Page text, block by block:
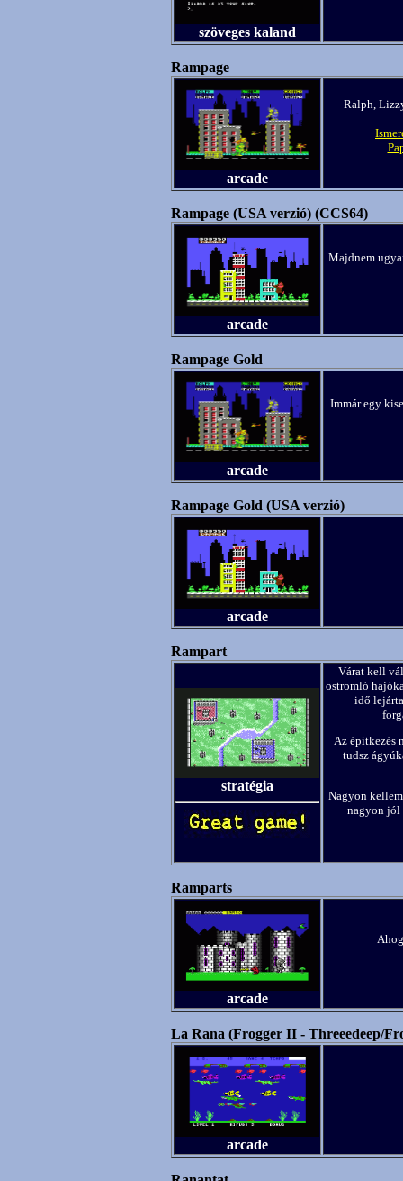
szöveges kaland
Rampage
arcade
Ralph,
Rampage (USA verzió) (CCS64)
arcade
Majdnem
Rampage Gold
arcade
Immár egy
Rampage Gold (USA verzió)
arcade
Rampart
stratégia
Várat kell
ostromló
idő
Az építkezés
tudsz
Nagyon
nagyon jól
Ramparts
arcade
La Rana (Frogger II - Threeedeep/
arcade